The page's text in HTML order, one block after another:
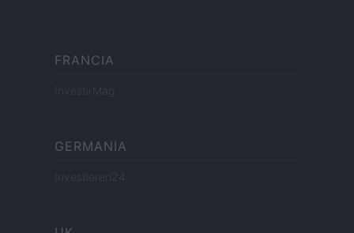
FRANCIA
InvestirMag
GERMANIA
Investieren24